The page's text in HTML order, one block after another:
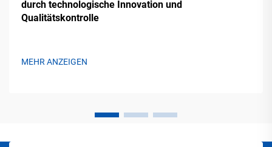
durch technologische Innovation und
Qualitätskontrolle
MEHR ANZEIGEN